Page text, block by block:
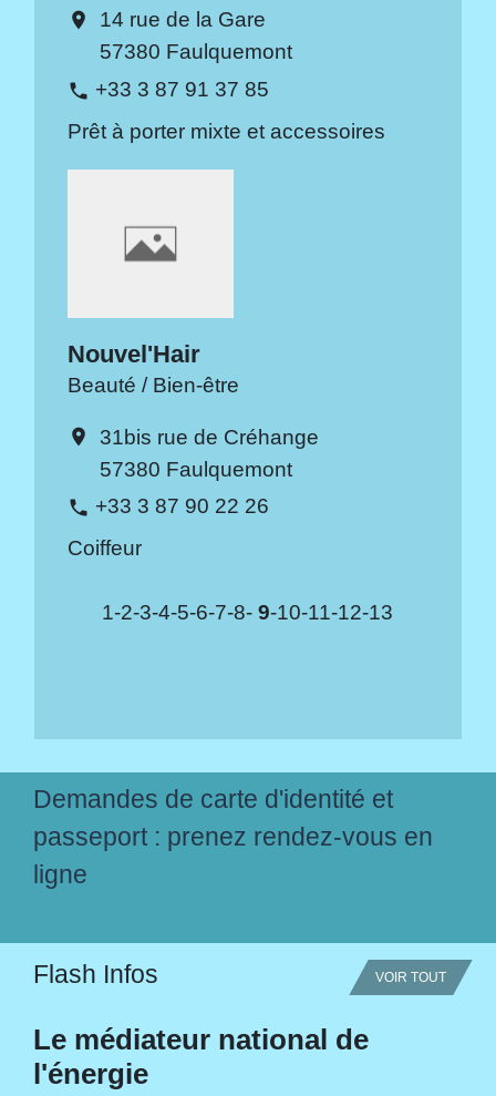
location_on
14 rue de la Gare
57380 Faulquemont
phone +33 3 87 91 37 85
Prêt à porter mixte et accessoires
Nouvel'Hair
Beauté / Bien-être
location_on
31bis rue de Créhange
57380 Faulquemont
phone +33 3 87 90 22 26
Coiffeur
1-2-3-4-5-6-7-8-9-10-11-12-13
Demandes de carte d'identité et
passeport : prenez rendez-vous en
ligne
Flash Infos VOIR TOUT
Le médiateur national de
l'énergie